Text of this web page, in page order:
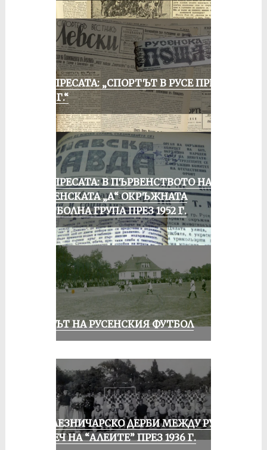
ОТ ПРЕСАТА: „СПОРТЪТ В РУСЕ ПРЕЗ
1935 Г.“
ОТ ПРЕСАТА: В ПЪРВЕНСТВОТО НА
РУСЕНСКАТА „А“ ОКРЪЖНАТА
ФУТБОЛНА ГРУПА ПРЕЗ 1952 Г.
ВЕКЪТ НА РУСЕНСКИЯ ФУТБОЛ
ЖЕЛЕЗНИЧАРСКО ДЕРБИ МЕЖДУ РУСЕ
И ПЕЧ НА “АЛЕИТЕ” ПРЕЗ 1936 Г.